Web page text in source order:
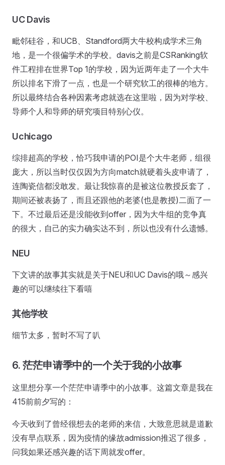
UC Davis
毗邻硅谷，和UCB、Standford两大牛校构成学术三角
地，是一个很偏学术的学校。davis之前是CSRanking软
件工程排在世界Top 1的学校，因为近两年走了一个大牛
所以排名下滑了一点，也是一个研究软工的很棒的地方。
所以最终结合各种因素考虑就选在这里啦，因为对学校、
导师个人和导师的研究项目特别心仪。
Uchicago
综排超高的学校，恰巧我申请的POI是个大牛老师，组很
庞大，所以当时仅仅因为方向match就硬着头皮申请了，
连陶瓷信都没敢发。最让我惊喜的是被这位教授反套了，
期间还被表扬了，而且还跟他的老婆(也是教授)二面了一
下。不过最后还是没能收到offer，因为大牛组的竞争真
的很大，自己的实力确实达不到，所以也没有什么遗憾。
NEU
下文讲的故事其实就是关于NEU和UC Davis的哦～感兴
趣的可以继续往下看嘻
其他学校
细节太多，暂时不写了叭
6. 茫茫申请季中的一个关于我的小故事
这里想分享一个茫茫申请季中的小故事。这篇文章是我在
415前前夕写的：
今天收到了曾经很想去的老师的来信，大致意思就是道歉
没有早点联系，因为疫情的缘故admission推迟了很多，
问我如果还感兴趣的话下周就发offer。